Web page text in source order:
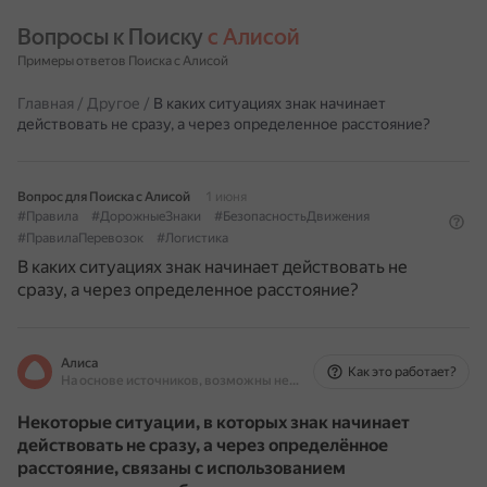
Вопросы к Поиску с Алисой
Примеры ответов Поиска с Алисой
Главная / Другое / В каких ситуациях знак начинает
действовать не сразу, а через определенное расстояние?
Вопрос для Поиска с Алисой
1 июня
#Правила
#ДорожныеЗнаки
#БезопасностьДвижения
#ПравилаПеревозок
#Логистика
В каких ситуациях знак начинает действовать не
сразу, а через определенное расстояние?
Алиса
На основе источников, возможны неточности
Как это работает?
Некоторые ситуации, в которых знак начинает
действовать не сразу, а через определённое
расстояние, связаны с использованием